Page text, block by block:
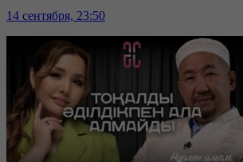
14 сентября, 23:50